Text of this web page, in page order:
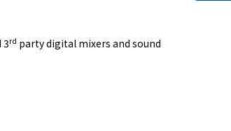
3rd party digital mixers and sound